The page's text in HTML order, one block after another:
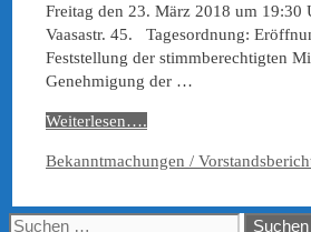
Freitag den 23. März 2018 um 19:30
Vaasastr. 45. Tagesordnung:
Feststellung der stimmberechtigten
Genehmigung der …
Weiterlesen….
Kategorien
Bekanntmachungen /
Suchen